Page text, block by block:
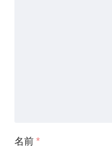
名前 *